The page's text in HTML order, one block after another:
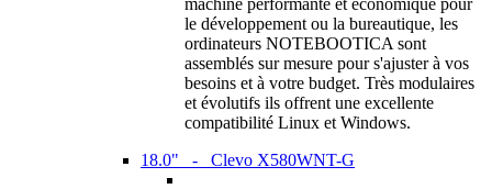
machine performante et économique pour
le développement ou la bureautique, les
ordinateurs NOTEBOOTICA sont
assemblés sur mesure pour s'ajuster à vos
besoins et à votre budget. Très modulaires
et évolutifs ils offrent une excellente
compatibilité Linux et Windows.
18.0" - Clevo X580WNT-G